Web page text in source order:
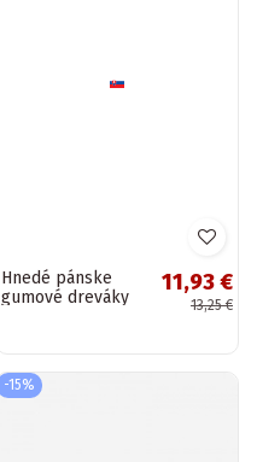
Hnedé pánske
gumové dreváky
11,93 €
13,25 €
-15%